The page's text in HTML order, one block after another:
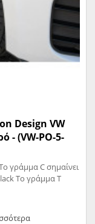
Design VW
- (VW-PO-5-
γράμμα C σημαίνει
Το γράμμα T